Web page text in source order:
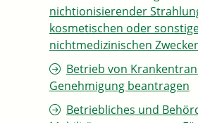
nichtionisierender
kosmetischen oder
nichtmedizinischen
Betrieb von
Genehmigung beantragen
Betriebliches und